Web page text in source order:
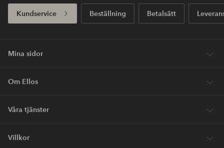
Kundservice Beställning Betalsätt
Mina sidor
Om Ellos
Våra tjänster
Villkor